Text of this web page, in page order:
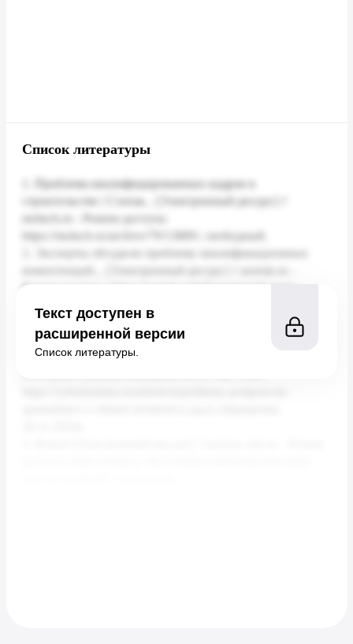
Список литературы
Текст доступен в
расширенной версии
Список литературы.